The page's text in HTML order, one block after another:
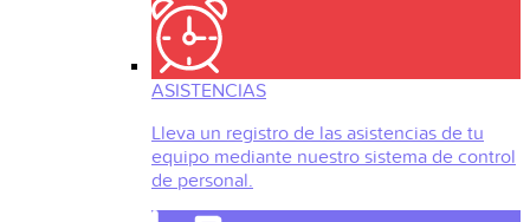
ASISTENCIAS
Lleva un registro de las asistencias de tu
equipo mediante nuestro sistema de control
de personal.